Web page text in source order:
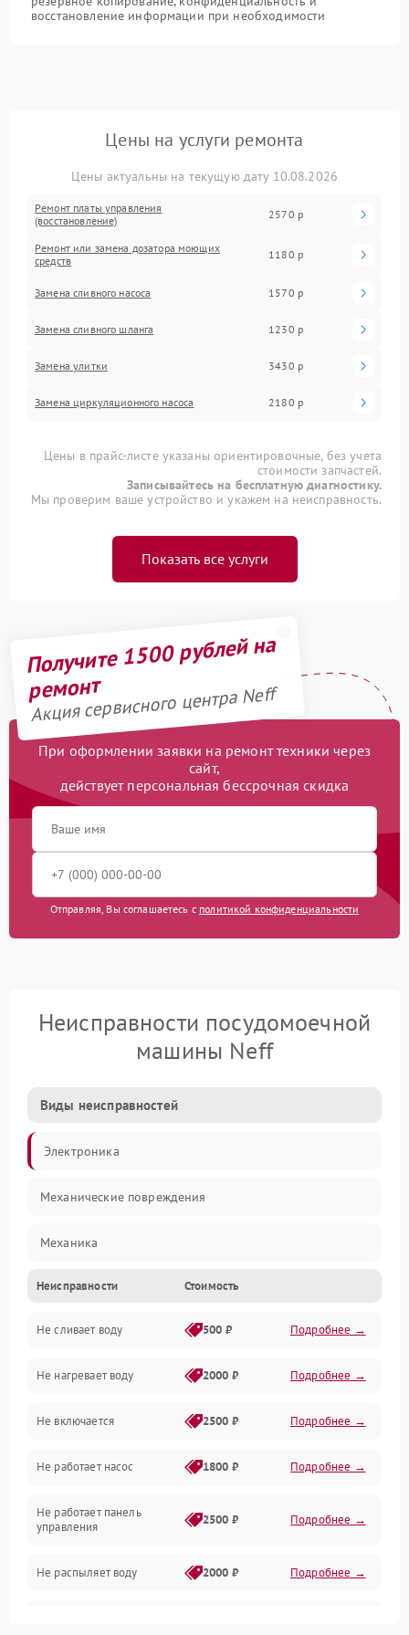
восстановление информации при необходимости
Цены на услуги ремонта
Цены актуальны на текущую дату 10.08.2026
Ремонт платы управления
(восстановление)
2570 р
Ремонт или замена дозатора моющих
средств
1180 р
Замена сливного насоса 1570 р
Замена сливного шланга 1230 р
Замена улитки 3430 р
Замена циркуляционного насоса 2180 р
Цены в прайс-листе указаны ориентировочные, без учета
стоимости запчастей.
Записывайтесь на бесплатную диагностику.
Мы проверим ваше устройство и укажем на неисправность.
Показать все услуги
Получите 1500 рублей на
ремонт
Акция сервисного центра Neff
При оформлении заявки на ремонт техники через
сайт,
действует персональная бессрочная скидка
Отправляя, Вы соглашаетесь с политикой конфиденциальности
Неисправности посудомоечной
машины Neff
Виды неисправностей
Электроника
Механические повреждения
Механика
Управление
Электропитание
Датчики
Нагрев
Вода
Гигиена
Программное обеспечение
Неисправности Стоимость
Не сливает воду 500 ₽ Подробнее →
Не нагревает воду 2000 ₽ Подробнее →
Не включается 2500 ₽ Подробнее →
Не работает насос 1800 ₽ Подробнее →
Не работает панель
управления
2500 ₽ Подробнее →
Не распыляет воду 2000 ₽ Подробнее →